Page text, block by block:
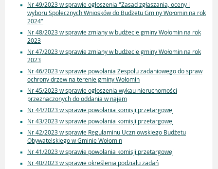
Nr 49/2023 w sprawie ogłoszenia "Zasad zgłaszania, oceny i
wyboru Społecznych Wniosków do Budżetu Gminy Wołomin na rok
2024"
Nr 48/2023 w sprawie zmiany w budżecie gminy Wołomin na rok
2023
Nr 47/2023 w sprawie zmiany w budżecie gminy Wołomin na rok
2023
Nr 46/2023 w sprawie powołania Zespołu zadaniowego do spraw
ochrony drzew na terenie gminy Wołomin
Nr 45/2023 w sprawie ogłoszenia wykau nieruchomości
przeznaczonych do oddania w najem
Nr 44/2023 w sprawie powołania komisji przetargowej
Nr 43/2023 w sprawie powołania komisji przetargowej
Nr 42/2023 w sprawie Regulaminu Uczniowskiego Budżetu
Obywatelskiego w Gminie Wołomin
Nr 41/2023 w sprawie powołania komisji przetargowej
Nr 40/2023 w sprawie określenia podziału zadań